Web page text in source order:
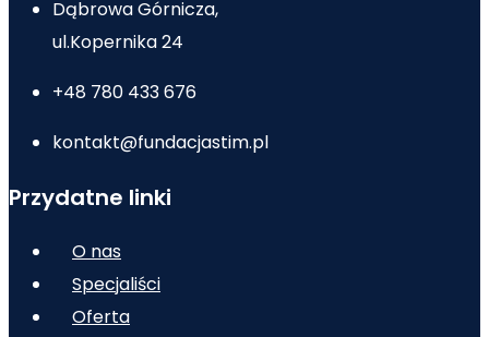
Dąbrowa Górnicza,
ul.Kopernika 24
+48 780 433 676
kontakt@fundacjastim.pl
Przydatne linki
O nas
Specjaliści
Oferta